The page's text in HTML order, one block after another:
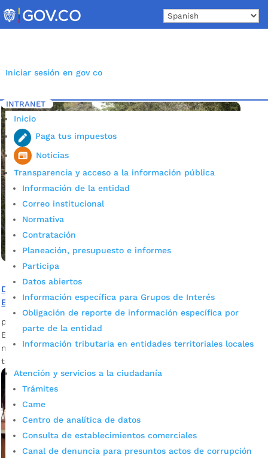
to
content
Iniciar sesión en gov co
INTRANET
Inicio
Paga tus impuestos
Noticias
Transparencia y acceso a la información pública
Información de la entidad
Correo institucional
Normativa
Contratación
Planeación, presupuesto e informes
Participa
Datos abiertos
Información específica para Grupos de Interés
Obligación de reporte de información específica por
parte de la entidad
Información tributaria en entidades territoriales locales
Atención y servicios a la ciudadanía
Trámites
Came
Centro de analítica de datos
Consulta de establecimientos comerciales
Canal de denuncia para presuntos actos de corrupción
Inicio 5 Etiqueta: Atención a emergencias
Declarada calamidad pública y alerta naranja en
Bucaramanga tras emergencias por lluvias
por
El Norte de la ciudad y Morrorico se mantienen en alerta
naranja por deslizamiento de taludes, producto de la
temporada de lluvias.